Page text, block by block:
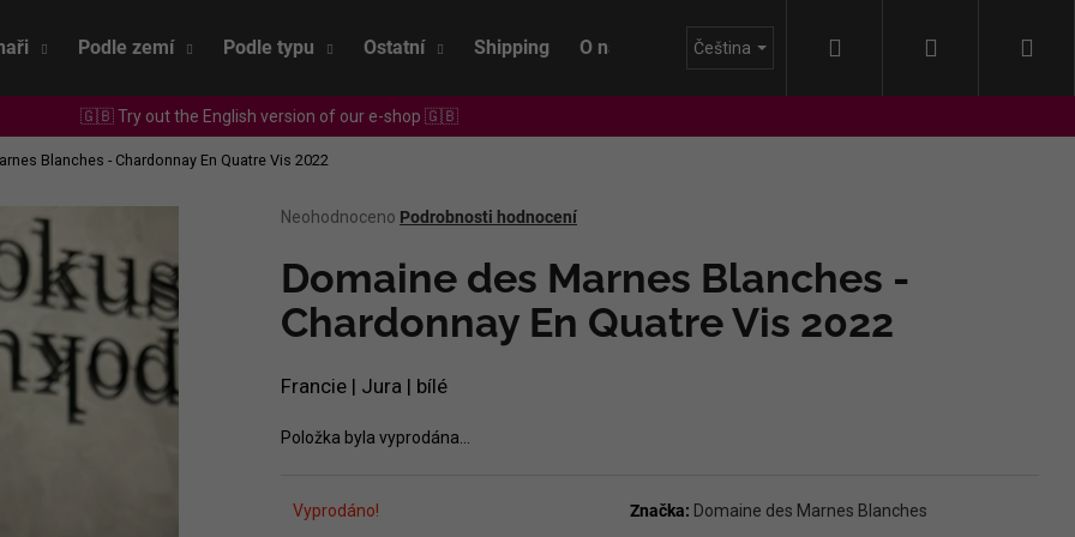
Podle zemí Podle typu Ostatní Shipping O nás BlogČeština Přihlášení
🇬🇧 Try out the English version of our e-shop 🇬🇧
Blanches - Chardonnay En Quatre Vis 2022
Průměrné
produktu
je
0,0
z
hvězdiček.
Neohodnoceno Podrobnosti hodnocení
Domaine des Marnes Blanches -
Chardonnay En Quatre Vis 2022
Francie | Jura | bílé
Položka byla vyprodána…
Vyprodáno! Značka: Domaine des Marnes Blanches
Co potřebujete najít?
HLEDAT
Doporučujeme
SEPP MUSTER - GRAF SAUVIGNON 2022
CHRISTIAN TSCHIDA - HIMMEL AUF